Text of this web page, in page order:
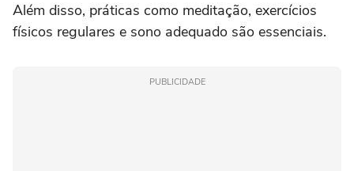
Além disso, práticas como meditação, exercícios
físicos regulares e sono adequado são essenciais.
PUBLICIDADE